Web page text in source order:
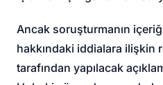
Ancak soruşturmanın
hakkındaki iddialara ilişkin
tarafından yapılacak